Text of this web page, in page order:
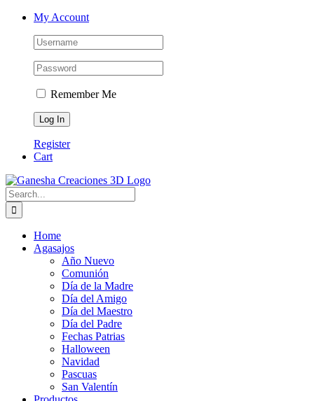
Skip
Facebook
Instagram
Email
Phone My Account
Remember Me
Register
Cart
Search
for:
Home
Agasajos
Año Nuevo
Comunión
Día de la Madre
Día del Amigo
Día del Maestro
Día del Padre
Fechas Patrias
Halloween
Navidad
Pascuas
San Valentín